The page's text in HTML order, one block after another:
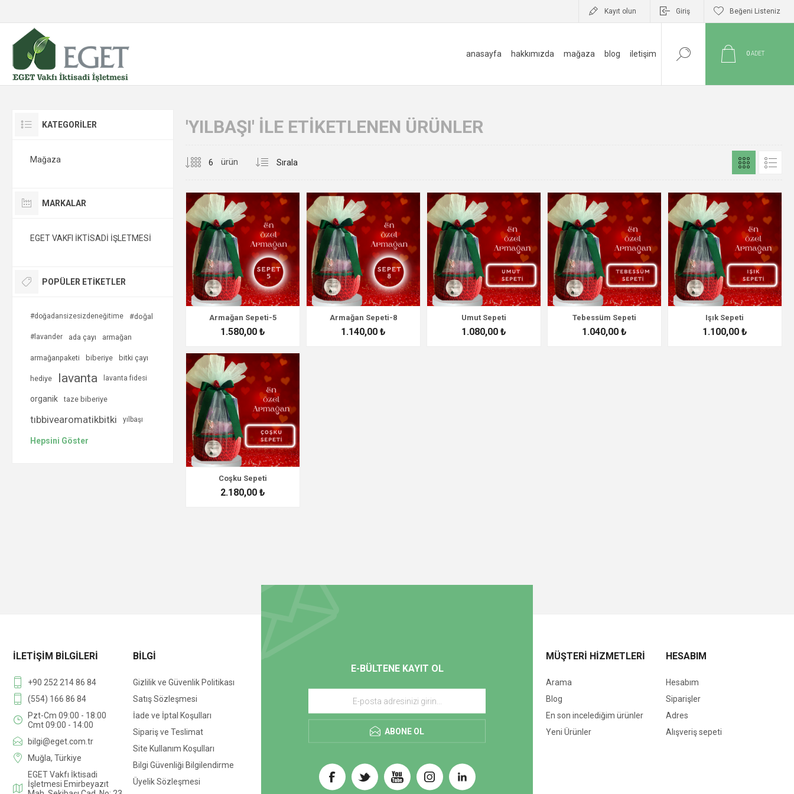
Kayıt olun Giriş Beğeni Listeniz
anasayfa hakkımızda mağaza blog i̇letişim 0ADET
'YILBAŞI' ILE ETIKETLENEN ÜRÜNLER
ürün
Armağan Sepeti-5
1.580,00 ₺
Armağan Sepeti-8
1.140,00 ₺
Umut Sepeti
1.080,00 ₺
Tebessüm Sepeti
1.040,00 ₺
Işık Sepeti
1.100,00 ₺
Coşku Sepeti
2.180,00 ₺
KATEGORİLER
Mağaza
MARKALAR
EGET VAKFI İKTİSADİ İŞLETMESİ
POPÜLER ETIKETLER
#doğadansizesizdeneğitime #doğal
#lavander ada çayı armağan
armağanpaketi biberiye bitki çayı
hediye lavanta lavanta fidesi
organik taze biberiye
tıbbivearomatikbitki yılbaşı
Hepsini Göster
E-BÜLTENE KAYIT OL
ABONE OL
İLETIŞIM BILGILERI
+90 252 214 86 84
(554) 166 86 84
Pzt-Cm 09:00 - 18:00
Cmt 09:00 - 14:00
bilgi@eget.com.tr
Muğla, Türkiye
EGET Vakfı İktisadi
İşletmesi Emirbeyazıt
BILGI
Gizlilik ve Güvenlik Politikası
Satış Sözleşmesi
İade ve İptal Koşulları
Sipariş ve Teslimat
Site Kullanım Koşulları
Bilgi Güvenliği Bilgilendirme
Üyelik Sözleşmesi
MÜŞTERI HIZMETLERI
Arama
Blog
En son incelediğim ürünler
Yeni Ürünler
HESABIM
Hesabım
Siparişler
Adres
Alışveriş sepeti